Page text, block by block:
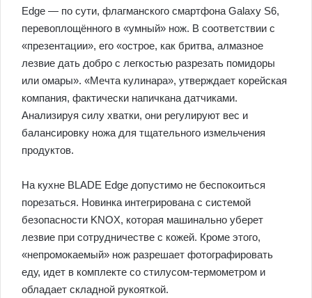
Edge — по сути, флагманского смартфона Galaxy S6,
перевоплощённого в «умный» нож. В соответствии с
«презентации», его «острое, как бритва, алмазное
лезвие дать добро с легкостью разрезать помидоры
или омары». «Мечта кулинара», утверждает корейская
компания, фактически напичкана датчиками.
Анализируя силу хватки, они регулируют вес и
балансировку ножа для тщательного измельчения
продуктов.
На кухне BLADE Edge допустимо не беспокоиться
порезаться. Новинка интегрирована с системой
безопасности KNOX, которая машинально уберет
лезвие при сотрудничестве с кожей. Кроме этого,
«непромокаемый» нож разрешает фотографировать
еду, идет в комплекте со стилусом-термометром и
обладает складной рукояткой.